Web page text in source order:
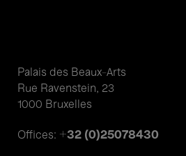
Palais des Beaux-Arts
Rue Ravenstein, 23
1000 Bruxelles
Offices: +32 (0)25078430